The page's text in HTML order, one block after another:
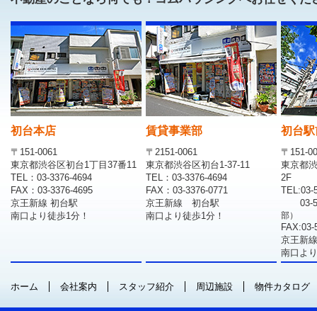
初台本店
〒151-0061
東京都渋谷区初台1丁目37番11
TEL：03-3376-4694
FAX：03-3376-4695
京王新線 初台駅
南口より徒歩1分！
賃貸事業部
〒2151-0061
東京都渋谷区初台1-37-11
TEL：03-3376-4694
FAX：03-3376-0771
京王新線 初台駅
南口より徒歩1分！
初台
〒151-
東京都
2F
TEL:03-
03-
部）
FAX:03-
京王新
南口よ
ホーム 会社案内 スタッフ紹介 周辺施設 物件カタログ